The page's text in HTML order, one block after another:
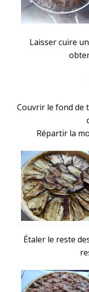
Laisser cuire
Couvrir le fond de
Répartir la
Étaler le reste